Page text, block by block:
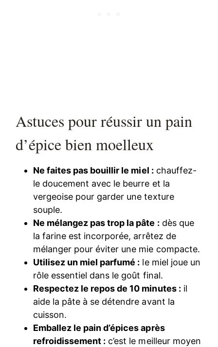
Astuces pour réussir un pain
d’épice bien moelleux
Ne faites pas bouillir le miel : chauffez-
le doucement avec le beurre et la
vergeoise pour garder une texture
souple.
Ne mélangez pas trop la pâte : dès que
la farine est incorporée, arrêtez de
mélanger pour éviter une mie compacte.
Utilisez un miel parfumé : le miel joue un
rôle essentiel dans le goût final.
Respectez le repos de 10 minutes : il
aide la pâte à se détendre avant la
cuisson.
Emballez le pain d’épices après
refroidissement : c’est le meilleur moyen